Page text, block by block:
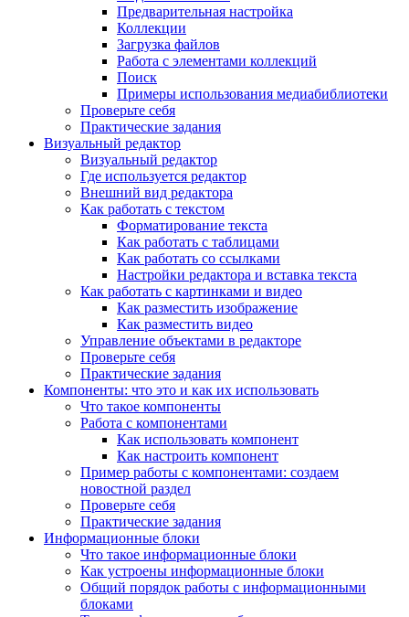
Предварительная настройка
Коллекции
Загрузка файлов
Работа с элементами коллекций
Поиск
Примеры использования медиабиблиотеки
Проверьте себя
Практические задания
Визуальный редактор
Визуальный редактор
Где используется редактор
Внешний вид редактора
Как работать с текстом
Форматирование текста
Как работать с таблицами
Как работать со ссылками
Настройки редактора и вставка текста
Как работать с картинками и видео
Как разместить изображение
Как разместить видео
Управление объектами в редакторе
Проверьте себя
Практические задания
Компоненты: что это и как их использовать
Что такое компоненты
Работа с компонентами
Как использовать компонент
Как настроить компонент
Пример работы с компонентами: создаем
новостной раздел
Проверьте себя
Практические задания
Информационные блоки
Что такое информационные блоки
Как устроены информационные блоки
Общий порядок работы с информационными
блоками